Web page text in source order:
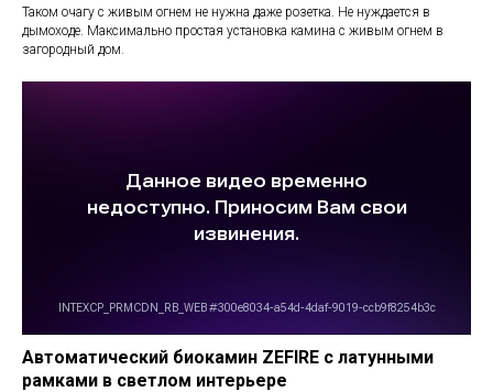
Таком очагу с живым огнем не нужна даже розетка. Не нуждается в
дымоходе. Максимально простая установка камина с живым огнем в
загородный дом.
Автоматический биокамин ZEFIRE с латунными
рамками в светлом интерьере